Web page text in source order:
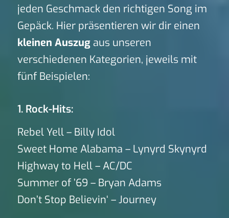
jeden Geschmack den richtigen Song im
Gepäck. Hier präsentieren wir dir einen
kleinen Auszugaus unseren
verschiedenen Kategorien, jeweils mit
fünf Beispielen:
1. Rock-Hits:
Rebel Yell – Billy Idol
Sweet Home Alabama – Lynyrd Skynyrd
Highway to Hell – AC/DC
Summer of ’69 – Bryan Adams
Don’t Stop Believin‘ – Journey